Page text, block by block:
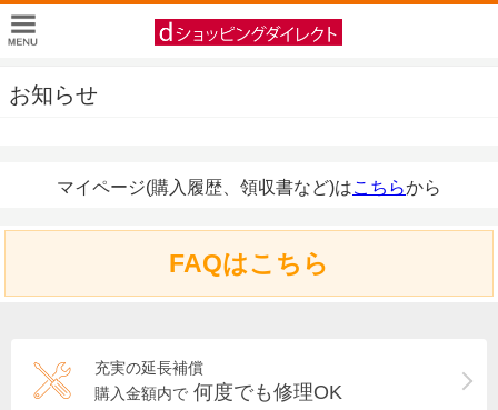
お知らせ
マイページ(購入履歴、領収書など)はこちらから
FAQはこちら
充実の延長補償
購入金額内で 何度でも修理OK